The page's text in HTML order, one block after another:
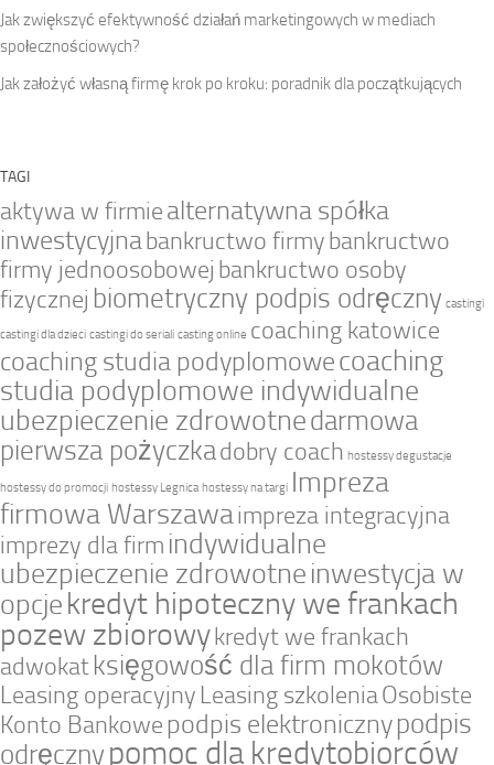
Jak zwiększyć efektywność działań marketingowych w mediach
społecznościowych?
Jak założyć własną firmę krok po kroku: poradnik dla początkujących
TAGI
aktywa w firmiealternatywna spółka
inwestycyjnabankructwo firmybankructwo
firmy jednoosobowej bankructwo osoby
fizycznej biometryczny podpis odręczny castingi
castingi dla dzieci castingi do seriali casting online coaching katowice
coaching studia podyplomowecoaching
studia podyplomowe indywidualne
ubezpieczenie zdrowotnedarmowa
pierwsza pożyczkadobry coach hostessy degustacje
hostessy do promocji hostessy Legnica hostessy na targi Impreza
firmowa Warszawaimpreza integracyjna
imprezy dla firm indywidualne
ubezpieczenie zdrowotneinwestycja w
opcjekredyt hipoteczny we frankach
pozew zbiorowykredyt we frankach
adwokatksięgowość dla firm mokotów
Leasing operacyjny Leasing szkoleniaOsobiste
Konto Bankowepodpis elektronicznypodpis
odręczny pomoc dla kredytobiorców